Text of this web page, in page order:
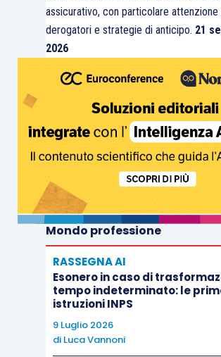
assicurativo, con particolare
derogatori e strategie di anticipo. 21
2026
Mondo professione
RASSEGNA AI
Esonero in caso di
tempo indeterminato: le
istruzioni INPS
9 Luglio 2026
di Luca Vannoni